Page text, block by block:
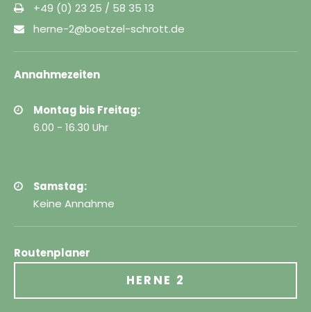
+49 (0) 23 25 / 58 35 13
herne-2@boetzel-schrott.de
Annahmezeiten
Montag bis Freitag:
6.00 - 16.30 Uhr
Samstag:
Keine Annahme
Routenplaner
HERNE 2